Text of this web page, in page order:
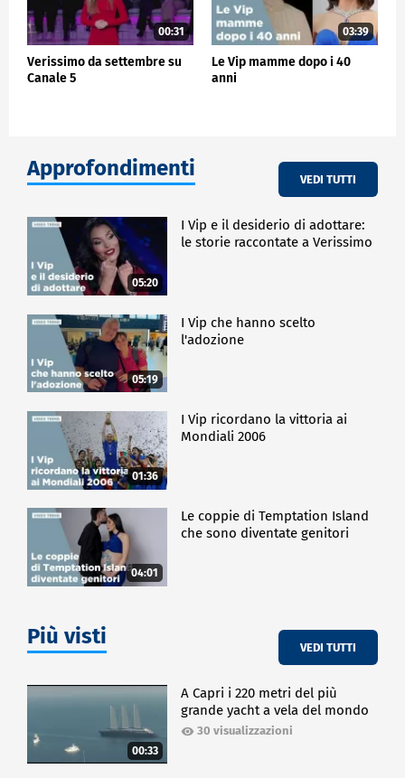
00:31
Verissimo da settembre su
Canale 5
03:39
Le Vip mamme dopo i 40
anni
Approfondimenti VEDI TUTTI
05:20
I Vip e il desiderio di adottare:
le storie raccontate a Verissimo
05:19
I Vip che hanno scelto
l'adozione
01:36
I Vip ricordano la vittoria ai
Mondiali 2006
04:01
Le coppie di Temptation Island
che sono diventate genitori
Più visti VEDI TUTTI
00:33
A Capri i 220 metri del più
grande yacht a vela del mondo
30 visualizzazioni